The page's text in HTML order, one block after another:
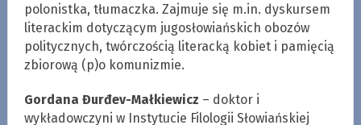
polonistka, tłumaczka. Zajmuje się m.in. dyskursem
literackim dotyczącym jugosłowiańskich obozów
politycznych, twórczością literacką kobiet i pamięcią
zbiorową (p)o komunizmie.
Gordana Đurđev-Małkiewicz – doktor i
wykładowczyni w Instytucie Filologii Słowiańskiej